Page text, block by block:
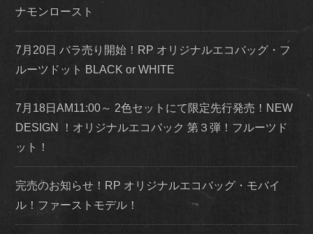
ナモンロースト
7月20日 バラ売り開始！RP オリジナルエコバッグ・フ
ルーツドット BLACK or WHITE
7月18日AM11:00～ 2色セットにて限定先行発売！NEW
DESIGN ！オリジナルエコバック 第３弾！フルーツド
ット！
完売のお知らせ！RP オリジナルエコバッグ・モバイ
ル！ファーストモデル！